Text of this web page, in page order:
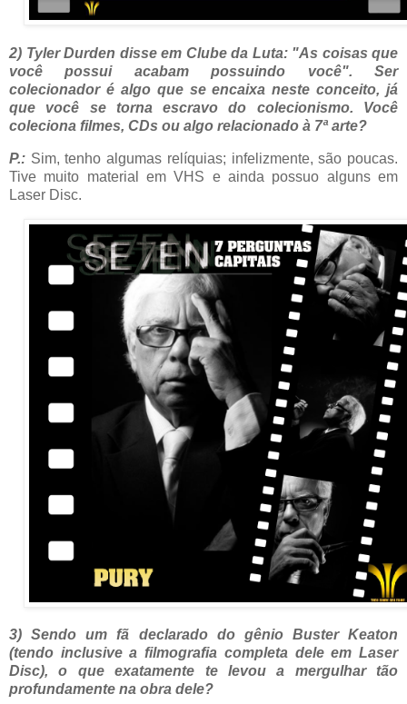
2) Tyler Durden disse em Clube da Luta: "As coisas que
você possui acabam possuindo você". Ser
colecionador é algo que se encaixa neste conceito, já
que você se torna escravo do colecionismo. Você
coleciona filmes, CDs ou algo relacionado à 7ª arte?
P.: Sim, tenho algumas relíquias; infelizmente, são poucas.
Tive muito material em VHS e ainda possuo alguns em
Laser Disc.
3) Sendo um fã declarado do gênio Buster Keaton
(tendo inclusive a filmografia completa dele em Laser
Disc), o que exatamente te levou a mergulhar tão
profundamente na obra dele?